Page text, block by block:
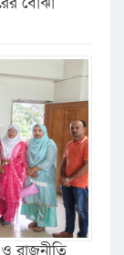
রাজনীতি